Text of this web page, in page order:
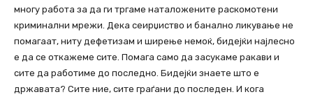
многу работа за да ги тргаме наталожените раскомотени
криминални мрежи. Дека сеирџиство и банално ликување не
помагаат, ниту дефетизам и ширење немоќ, бидејќи најлесно
е да се откажеме сите. Помага само да засукаме ракави и
сите да работиме до последно. Бидејќи знаете што е
државата? Сите ние, сите граѓани до последен. И кога